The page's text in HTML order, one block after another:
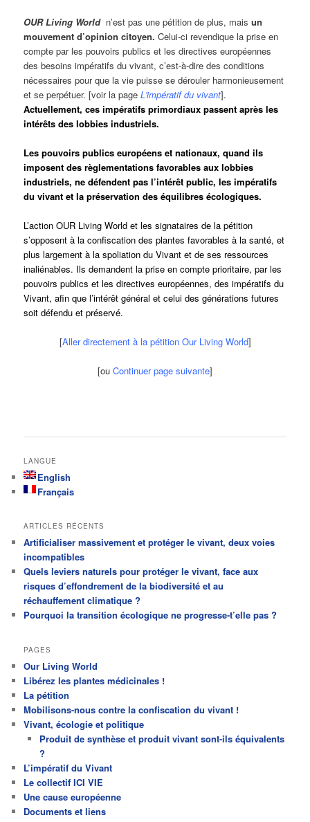
OUR Living Worldn’est pas une pétition de plus, maisun
mouvement d’opinion citoyen.Celui-ci revendique la prise en
compte par les pouvoirs publics et les directives européennes
des besoins impératifs du vivant, c’est-à-dire des conditions
nécessaires pour que la vie puisse se dérouler harmonieusement
et se perpétuer. [voir la pageL'impératif du vivant].
Actuellement, ces impératifs primordiaux passent après les
intérêts des lobbies industriels.
Les pouvoirs publics européens et nationaux, quand ils
imposent des règlementations favorables aux lobbies
industriels, ne défendent pas l’intérêt public, les impératifs
du vivant et la préservation des équilibres écologiques.
L’action OUR Living World et les signataires de la pétition
s’opposent à la confiscation des plantes favorables à la santé, et
plus largement à la spoliation du Vivant et de ses ressources
inaliénables. Ils demandent la prise en compte prioritaire, par les
pouvoirs publics et les directives européennes, des impératifs du
Vivant, afin que l’intérêt général et celui des générations futures
soit défendu et préservé.
[Aller directement à la pétition Our Living World]
[ou Continuer page suivante]
LANGUE
English
Français
ARTICLES RÉCENTS
Artificialiser massivement et protéger le vivant, deux voies
incompatibles
Quels leviers naturels pour protéger le vivant, face aux
risques d’effondrement de la biodiversité et au
réchauffement climatique ?
Pourquoi la transition écologique ne progresse-t’elle pas ?
PAGES
Our Living World
Libérez les plantes médicinales !
La pétition
Mobilisons-nous contre la confiscation du vivant !
Vivant, écologie et politique
Produit de synthèse et produit vivant sont-ils équivalents
?
L’impératif du Vivant
Le collectif ICI VIE
Une cause européenne
Documents et liens